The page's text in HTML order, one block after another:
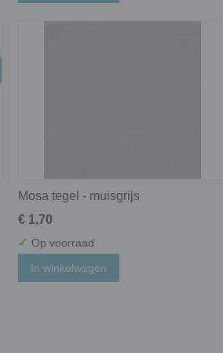
Mosa tegel - muisgrijs
€ 1,70
✓ Op voorraad
In winkelwagen